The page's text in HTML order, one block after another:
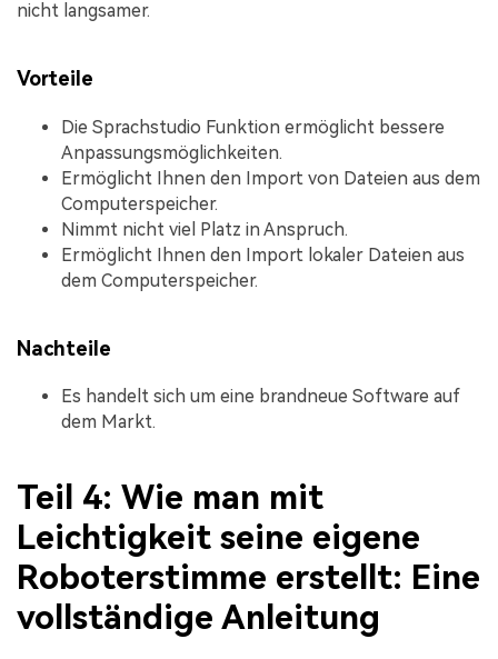
nicht langsamer.
Vorteile
Die Sprachstudio Funktion ermöglicht bessere
Anpassungsmöglichkeiten.
Ermöglicht Ihnen den Import von Dateien aus dem
Computerspeicher.
Nimmt nicht viel Platz in Anspruch.
Ermöglicht Ihnen den Import lokaler Dateien aus
dem Computerspeicher.
Nachteile
Es handelt sich um eine brandneue Software auf
dem Markt.
Teil 4: Wie man mit
Leichtigkeit seine eigene
Roboterstimme erstellt: Eine
vollständige Anleitung